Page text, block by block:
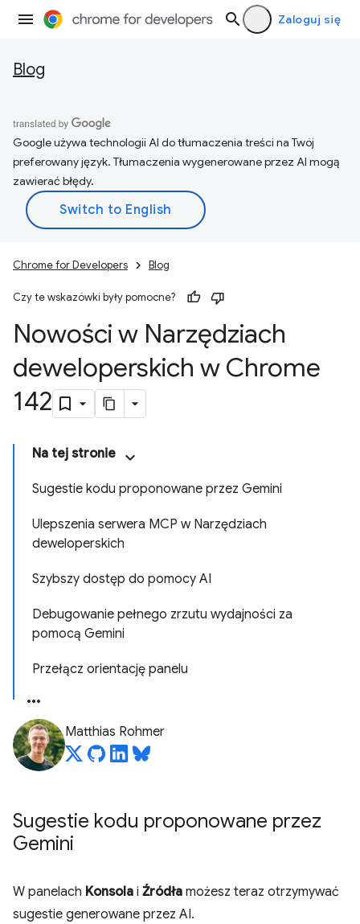
Zaloguj się
Blog
Google używa technologii AI do tłumaczenia treści na Twój
preferowany język. Tłumaczenia wygenerowane przez AI mogą
zawierać błędy.
Chrome for Developers Blog
Czy te wskazówki były pomocne?
Nowości w Narzędziach
deweloperskich w Chrome
142
Na tej stronie
Sugestie kodu proponowane przez Gemini
Ulepszenia serwera MCP w Narzędziach
deweloperskich
Szybszy dostęp do pomocy AI
Debugowanie pełnego zrzutu wydajności za
pomocą Gemini
Przełącz orientację panelu
Matthias Rohmer
Sugestie kodu proponowane przez
Gemini
W panelach Konsola i Źródła możesz teraz otrzymywać
sugestie generowane przez AI.